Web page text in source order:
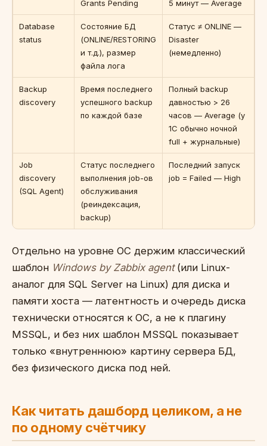
Grants Pending
5 минут — Average
Database
status
Состояние БД
(ONLINE/RESTORING
и т.д.), размер
файла лога
Статус ≠ ONLINE —
Disaster
(немедленно)
Backup
discovery
Время последнего
успешного backup
по каждой базе
Полный backup
давностью > 26
часов — Average (у
1С обычно ночной
full + журнальные)
Job
discovery
(SQL Agent)
Статус последнего
выполнения job-ов
обслуживания
(реиндексация,
backup)
Последний запуск
job = Failed — High
Отдельно на уровне ОС держим классический
шаблон Windows by Zabbix agent(или Linux-
аналог для SQL Server на Linux) для диска и
памяти хоста — латентность и очередь диска
технически относятся к ОС, а не к плагину
MSSQL, и без них шаблон MSSQL показывает
только «внутреннюю» картину сервера БД,
без физического диска под ней.
Как читать дашборд целиком, а не
по одному счётчику